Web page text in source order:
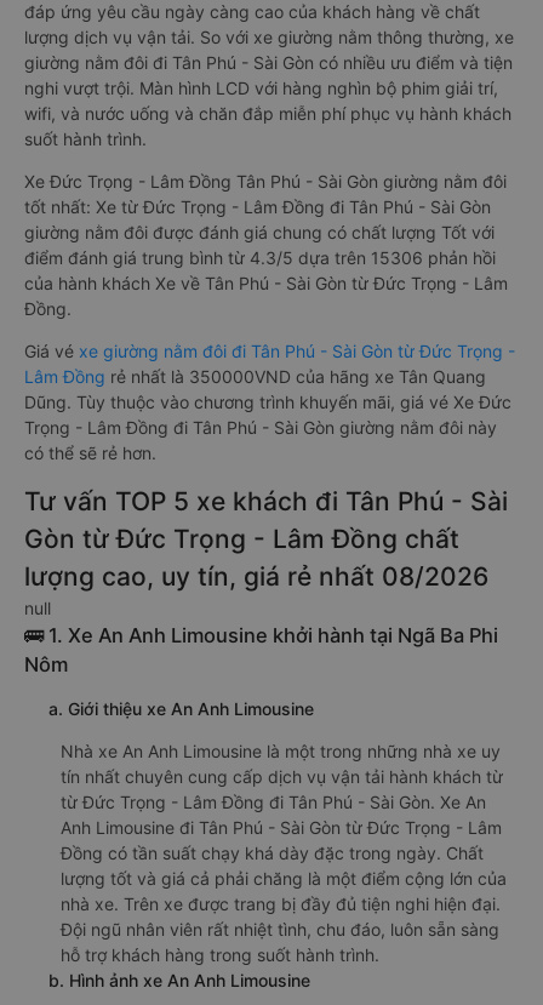
đáp ứng yêu cầu ngày càng cao của khách hàng về chất
lượng dịch vụ vận tải. So với xe giường nằm thông thường, xe
giường nằm đôi đi Tân Phú - Sài Gòn có nhiều ưu điểm và tiện
nghi vượt trội. Màn hình LCD với hàng nghìn bộ phim giải trí,
wifi, và nước uống và chăn đắp miễn phí phục vụ hành khách
suốt hành trình.
Xe Đức Trọng - Lâm Đồng Tân Phú - Sài Gòn giường nằm đôi
tốt nhất: Xe từ Đức Trọng - Lâm Đồng đi Tân Phú - Sài Gòn
giường nằm đôi được đánh giá chung có chất lượng Tốt với
điểm đánh giá trung bình từ 4.3/5 dựa trên 15306 phản hồi
của hành khách Xe về Tân Phú - Sài Gòn từ Đức Trọng - Lâm
Đồng.
Giá vé xe giường nằm đôi đi Tân Phú - Sài Gòn từ Đức Trọng -
Lâm Đồng rẻ nhất là 350000VND của hãng xe Tân Quang
Dũng. Tùy thuộc vào chương trình khuyến mãi, giá vé Xe Đức
Trọng - Lâm Đồng đi Tân Phú - Sài Gòn giường nằm đôi này
có thể sẽ rẻ hơn.
Tư vấn TOP 5 xe khách đi Tân Phú - Sài
Gòn từ Đức Trọng - Lâm Đồng chất
lượng cao, uy tín, giá rẻ nhất 08/2026
null
🚌 1. Xe An Anh Limousine khởi hành tại Ngã Ba Phi
Nôm
a. Giới thiệu xe An Anh Limousine
Nhà xe An Anh Limousine là một trong những nhà xe uy
tín nhất chuyên cung cấp dịch vụ vận tải hành khách từ
từ Đức Trọng - Lâm Đồng đi Tân Phú - Sài Gòn. Xe An
Anh Limousine đi Tân Phú - Sài Gòn từ Đức Trọng - Lâm
Đồng có tần suất chạy khá dày đặc trong ngày. Chất
lượng tốt và giá cả phải chăng là một điểm cộng lớn của
nhà xe. Trên xe được trang bị đầy đủ tiện nghi hiện đại.
Đội ngũ nhân viên rất nhiệt tình, chu đáo, luôn sẵn sàng
hỗ trợ khách hàng trong suốt hành trình.
b. Hình ảnh xe An Anh Limousine